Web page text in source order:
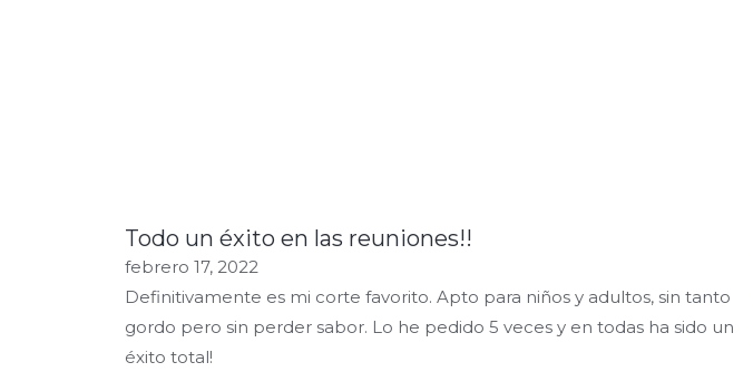
Todo un éxito en las reuniones!!
Rated
5.0
out
of
5
febrero 17, 2022
Definitivamente es mi corte favorito. Apto para niños y adultos, sin tanto
gordo pero sin perder sabor. Lo he pedido 5 veces y en todas ha sido un
éxito total!